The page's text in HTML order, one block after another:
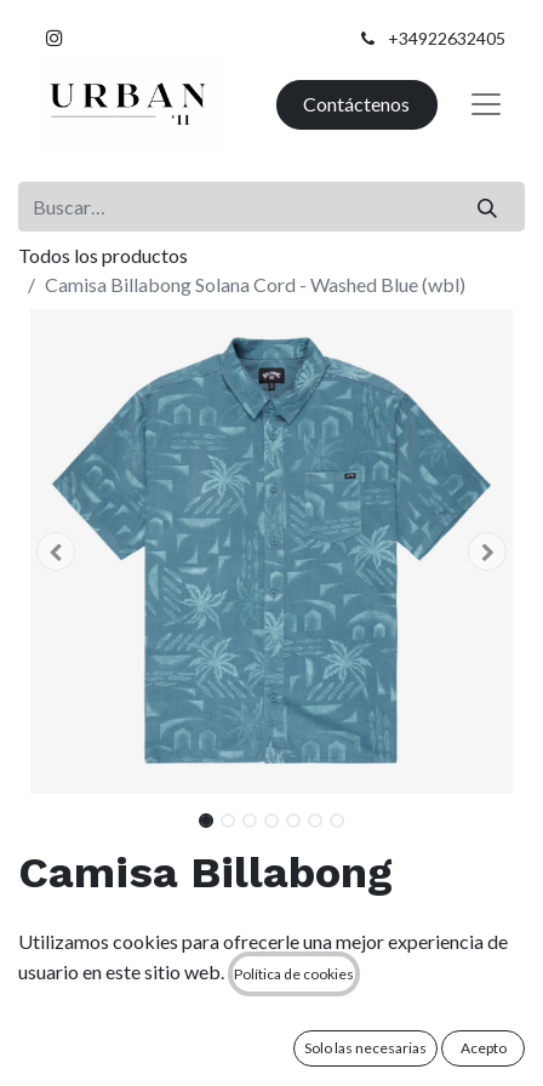
+34922632405
Contáctenos
Todos los productos
Camisa Billabong Solana Cord - Washed Blue (wbl)
Camisa Billabong
Solana Cord - Washed
Blue (wbl)
Utilizamos cookies para ofrecerle una mejor experiencia de
usuario en este sitio web.
Política de cookies
Solo las necesarias Acepto